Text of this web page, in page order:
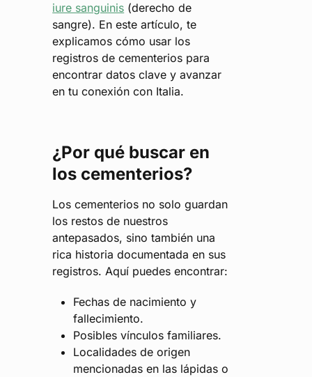
iure sanguinis (derecho de
sangre). En este artículo, te
explicamos cómo usar los
registros de cementerios para
encontrar datos clave y avanzar
en tu conexión con Italia.
¿Por qué buscar en
los cementerios?
Los cementerios no solo guardan
los restos de nuestros
antepasados, sino también una
rica historia documentada en sus
registros. Aquí puedes encontrar:
Fechas de nacimiento y
fallecimiento.
Posibles vínculos familiares.
Localidades de origen
mencionadas en las lápidas o